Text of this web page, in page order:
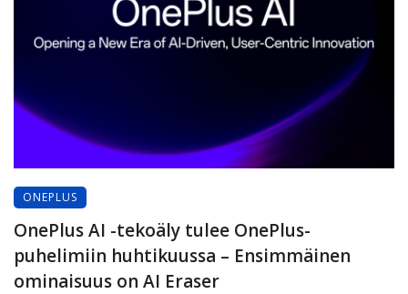
ONEPLUS
OnePlus AI -tekoäly tulee OnePlus-
puhelimiin huhtikuussa – Ensimmäinen
ominaisuus on AI Eraser